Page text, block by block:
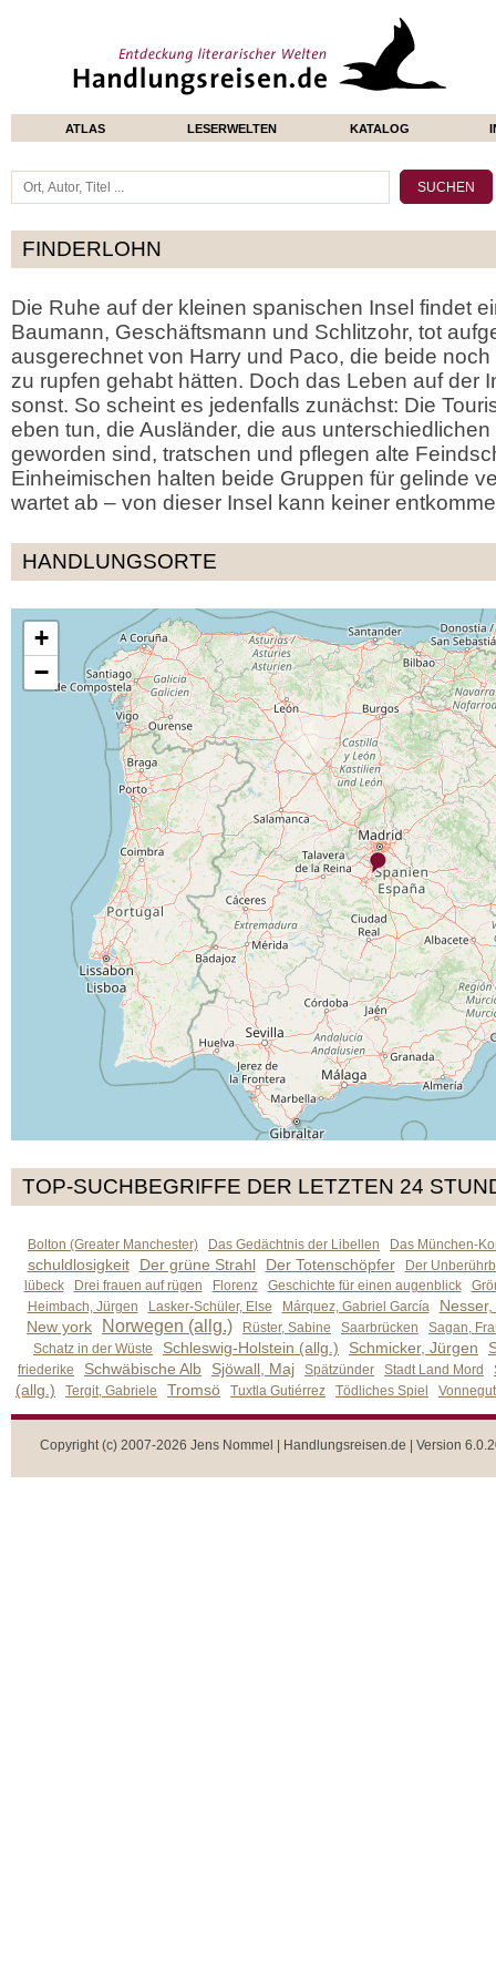
ATLAS LESERWELTEN KATALOG
FINDERLOHN
Die Ruhe auf der kleinen spanischen Insel findet
Baumann, Geschäftsmann und Schlitzohr, tot
ausgerechnet von Harry und Paco, die beide
zu rupfen gehabt hätten. Doch das Leben auf der
sonst. So scheint es jedenfalls zunächst: Die
eben tun, die Ausländer, die aus
geworden sind, tratschen und pflegen alte
Einheimischen halten beide Gruppen für gelinde
wartet ab – von dieser Insel kann keiner
HANDLUNGSORTE
+
−
TOP-SUCHBEGRIFFE DER LETZTEN 24
Bolton (Greater Manchester) Das Gedächtnis der Libellen Das München-
schuldlosigkeit Der grüne Strahl Der Totenschöpfer
Der
lübeck
Drei frauen auf rügen Florenz Geschichte für einen augenblick
Heimbach, Jürgen
Lasker-Schüler, Else Márquez, Gabriel García
New york
Norwegen (allg.) Rüster, Sabine Saarbrücken
Sagan,
Schatz in der Wüste
Schleswig-Holstein (allg.) Schmicker, Jürgen
friederike Schwäbische Alb Sjöwall, Maj Spätzünder Stadt Land Mord
(allg.) Tergit, Gabriele Tromsö Tuxtla Gutiérrez Tödliches Spiel
Copyright (c) 2007-2026 Jens Nommel | Handlungsreisen.de | Version